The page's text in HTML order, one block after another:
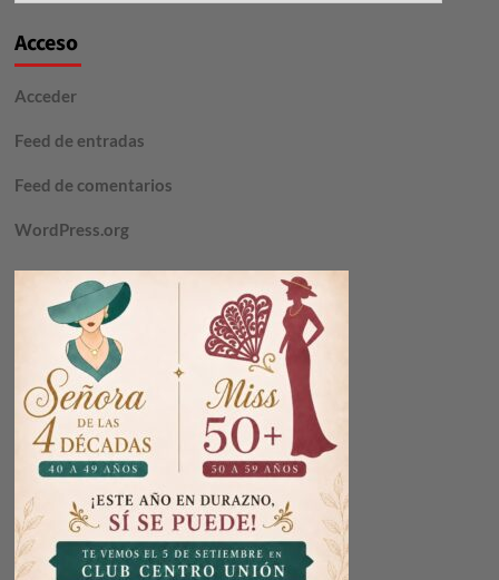
Acceso
Acceder
Feed de entradas
Feed de comentarios
WordPress.org